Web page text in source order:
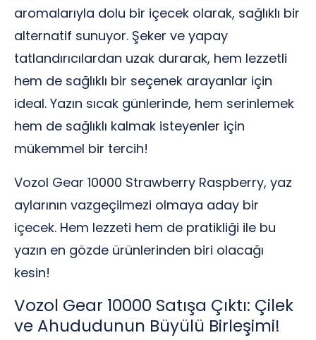
aromalarıyla dolu bir içecek olarak, sağlıklı bir
alternatif sunuyor. Şeker ve yapay
tatlandırıcılardan uzak durarak, hem lezzetli
hem de sağlıklı bir seçenek arayanlar için
ideal. Yazın sıcak günlerinde, hem serinlemek
hem de sağlıklı kalmak isteyenler için
mükemmel bir tercih!
Vozol Gear 10000 Strawberry Raspberry, yaz
aylarının vazgeçilmezi olmaya aday bir
içecek. Hem lezzeti hem de pratikliği ile bu
yazın en gözde ürünlerinden biri olacağı
kesin!
Vozol Gear 10000 Satışa Çıktı: Çilek
ve Ahududunun Büyülü Birleşimi!